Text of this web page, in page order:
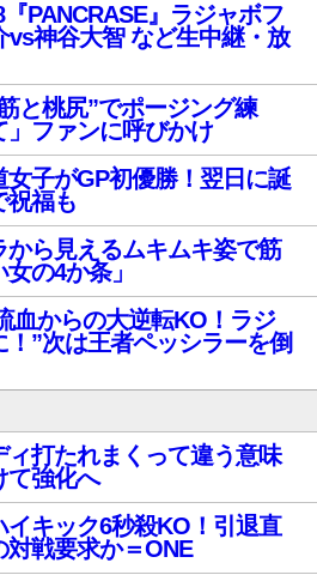
『PANCRASE』ラジャボフ
神谷大智 など生中継・放
と桃尻”でポージング練
ファンに呼びかけ
子がGP初優勝！翌日に誕
祝福も
ら見えるムキムキ姿で筋
の4か条」
血からの大逆転KO！ラジ
”次は王者ペッシラーを倒
打たれまくって違う意味
て強化へ
キック6秒殺KO！引退直
戦要求か＝ONE